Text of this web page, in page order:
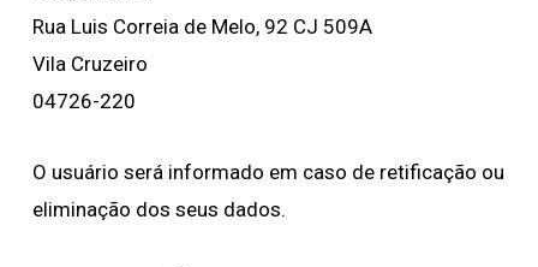
Rua Luis Correia de Melo, 92 CJ 509A
Vila Cruzeiro
04726-220
O usuário será informado em caso de retificação ou
eliminação dos seus dados.